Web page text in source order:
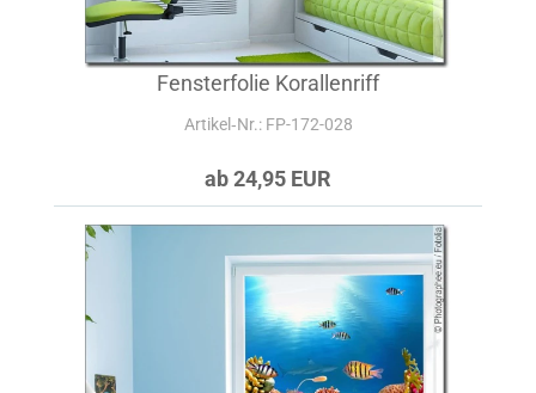
Fensterfolie Korallenriff
Artikel‑Nr.: FP-172-028
ab 24,95 EUR